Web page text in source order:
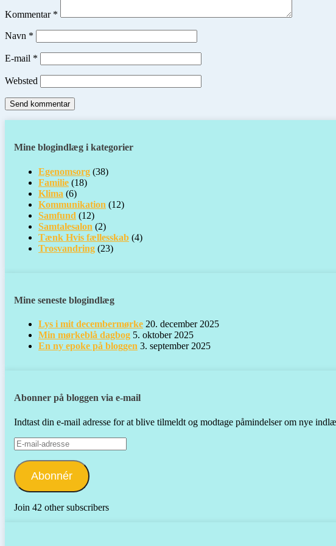
Kommentar *
Navn *
E-mail *
Websted
Mine blogindlæg i kategorier
Egenomsorg (38)
Familie (18)
Klima (6)
Kommunikation (12)
Samfund (12)
Samtalesalon (2)
Tænk Hvis fællesskab (4)
Trosvandring (23)
Mine seneste blogindlæg
Lys i mit decembermørke 20. december 2025
Min mørkeblå dagbog 5. oktober 2025
En ny epoke på bloggen 3. september 2025
Abonner på bloggen via e-mail
Indtast din e-mail adresse for at blive tilmeldt og modtage påmindelser om nye
E-
mail-
adresse
Abonnér
Join 42 other subscribers